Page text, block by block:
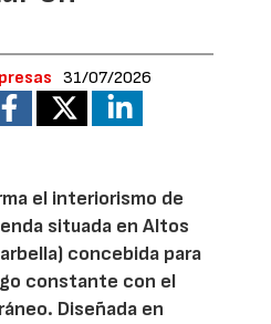
31/07/2026
el interiorismo de
situada en Altos
concebida para
constante con el
Diseñada en